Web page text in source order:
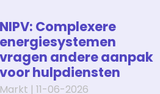
NIPV: Complexere
energiesystemen
vragen andere aanpak
voor hulpdiensten
Markt | 11-06-2026